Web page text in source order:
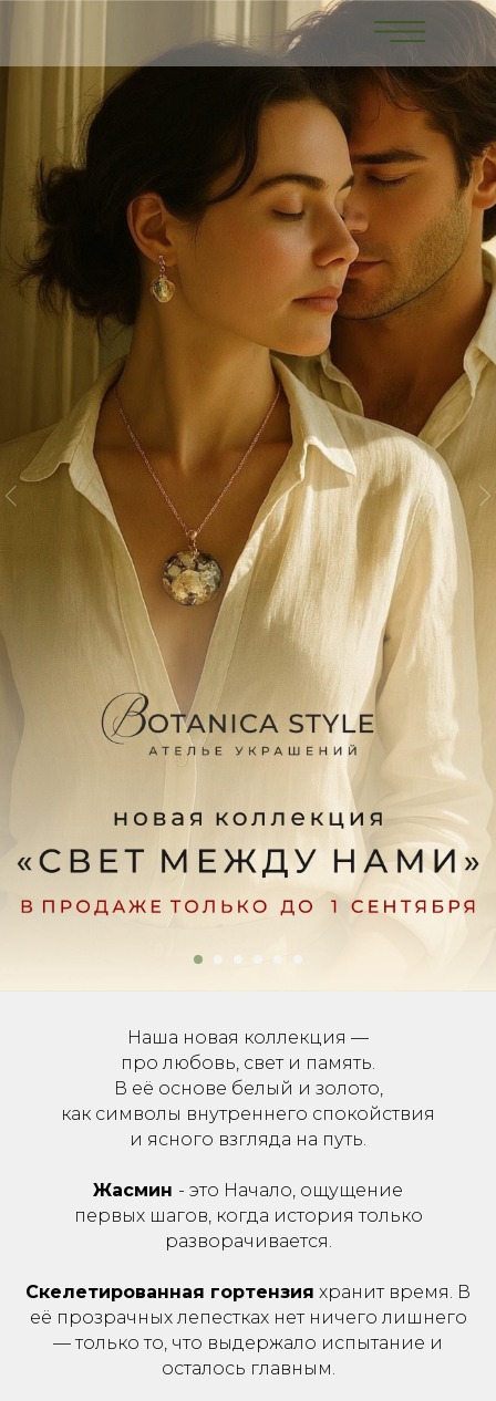
Наша новая коллекция —
про любовь, свет и память.
В её основе белый и золото,
как символы внутреннего спокойствия
и ясного взгляда на путь.
Жасмин - это Начало, ощущение
первых шагов, когда история только
разворачивается.
Скелетированная гортензия хранит время. В
её прозрачных лепестках нет ничего лишнего
— только то, что выдержало испытание и
осталось главным.